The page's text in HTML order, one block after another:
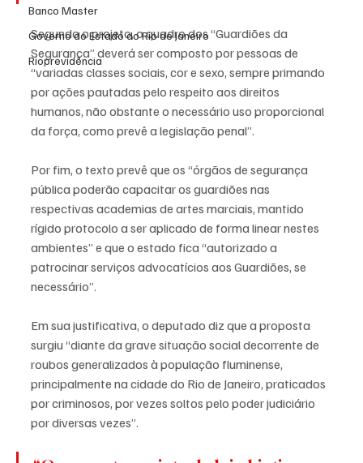
Banco Master
Governo do Estado do Rio de Janeiro
Rioprevidência
Segundo o projeto, o quadro dos “Guardiões da
Segurança” deverá ser composto por pessoas de
“variadas classes sociais, cor e sexo, sempre primando
por ações pautadas pelo respeito aos direitos
humanos, não obstante o necessário uso proporcional
da força, como prevê a legislação penal”.
Por fim, o texto prevê que os “órgãos de segurança
pública poderão capacitar os guardiões nas
respectivas academias de artes marciais, mantido
rígido protocolo a ser aplicado de forma linear nestes
ambientes” e que o estado fica “autorizado a
patrocinar serviços advocatícios aos Guardiões, se
necessário”.
Em sua justificativa, o deputado diz que a proposta
surgiu “diante da grave situação social decorrente de
roubos generalizados à população fluminense,
principalmente na cidade do Rio de Janeiro, praticados
por criminosos, por vezes soltos pelo poder judiciário
por diversas vezes”.